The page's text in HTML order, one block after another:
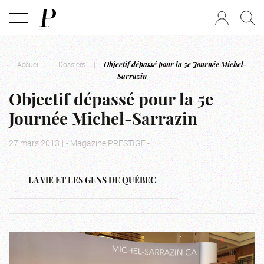
Accueil | Dossiers |
Objectif dépassé pour la 5e Journée Michel-
Sarrazin
Objectif dépassé pour la 5e
Journée Michel-Sarrazin
27 mars 2013 | - Magazine PRESTIGE -
LA VIE ET LES GENS DE QUÉBEC